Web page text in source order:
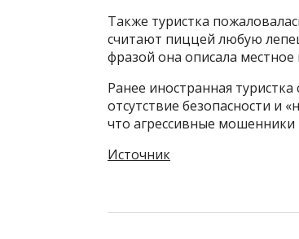
Также туристка
считают пиццей любую
фразой она описала
Ранее иностранная
отсутствие безопасности и
что агрессивные
Источник